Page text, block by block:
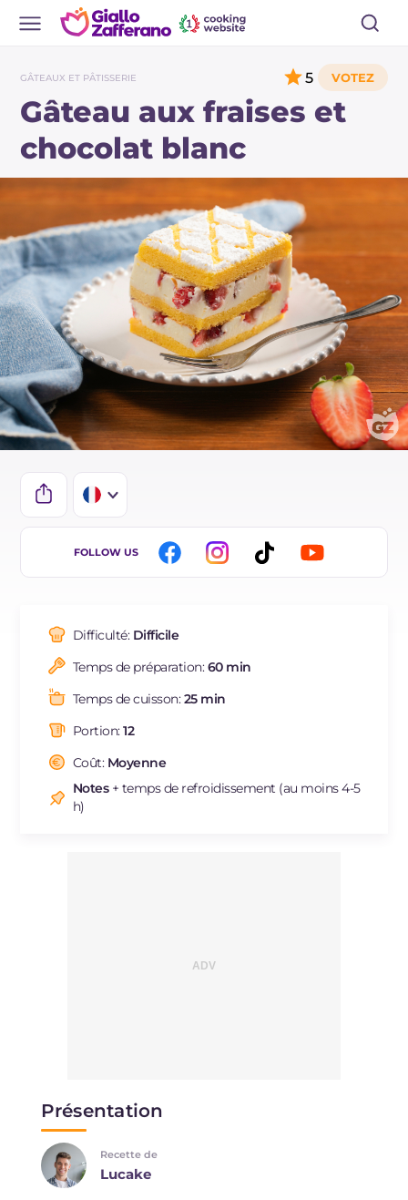
GÂTEAUX ET PÂTISSERIE
Gâteau aux fraises et
chocolat blanc
5
IT
ES
NL
BR
FOLLOW US
Difficulté: Difficile
Temps de préparation:60 min
Temps de cuisson:25 min
Portion:12
Coût: Moyenne
Notes+ temps de refroidissement (au moins 4-5
h)
Présentation
Recette de
Lucake